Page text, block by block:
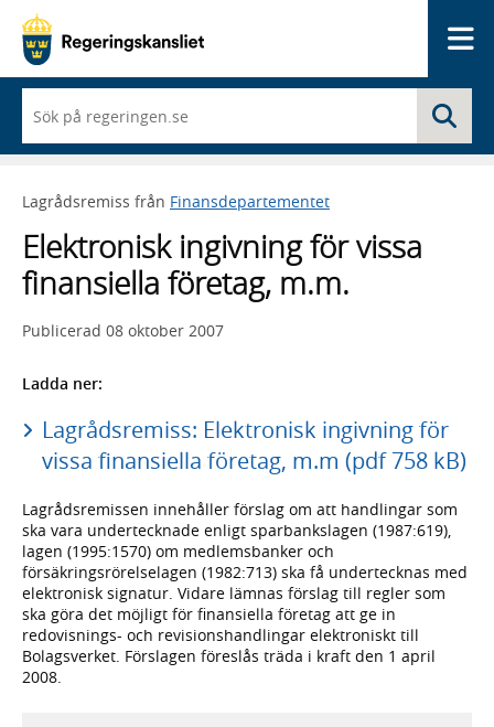
du
börjar
skriva
framträder
lista
med
sökförslag
Lagrådsremiss från Finansdepartementet
Elektronisk ingivning för vissa
finansiella företag, m.m.
Publicerad 08 oktober 2007
Ladda ner:
Lagrådsremiss: Elektronisk ingivning för
vissa finansiella företag, m.m (pdf 758 kB)
Lagrådsremissen innehåller förslag om att handlingar som
ska vara undertecknade enligt sparbankslagen (1987:619),
lagen (1995:1570) om medlemsbanker och
försäkringsrörelselagen (1982:713) ska få undertecknas med
elektronisk signatur. Vidare lämnas förslag till regler som
ska göra det möjligt för finansiella företag att ge in
redovisnings- och revisionshandlingar elektroniskt till
Bolagsverket. Förslagen föreslås träda i kraft den 1 april
2008.